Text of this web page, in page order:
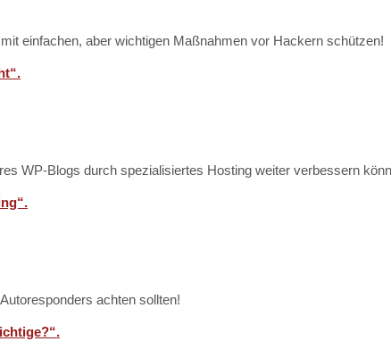
einfachen, aber wichtigen Maßnahmen vor Hackern schützen!
WP-Blogs durch spezialisiertes Hosting weiter verbessern
achten sollten!